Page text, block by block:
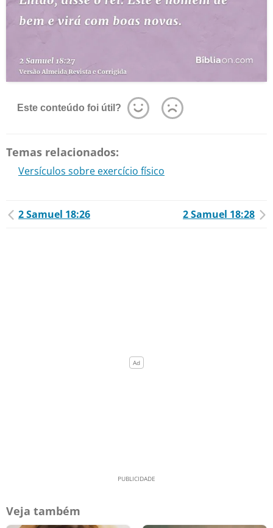
Este conteúdo foi útil?
Temas relacionados:
Versículos sobre exercício físico
2 Samuel 18:26 2 Samuel 18:28
Veja também